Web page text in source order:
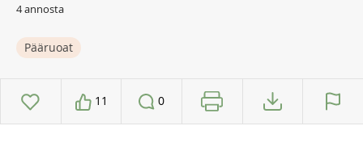
4 annosta
Pääruoat
11 0